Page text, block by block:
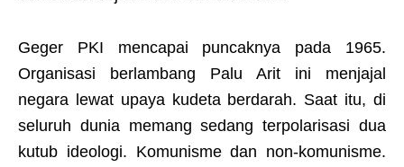
Geger PKI mencapai puncaknya pada 1965.
Organisasi berlambang Palu Arit ini menjajal
negara lewat upaya kudeta berdarah. Saat itu, di
seluruh dunia memang sedang terpolarisasi dua
kutub ideologi. Komunisme dan non-komunisme.